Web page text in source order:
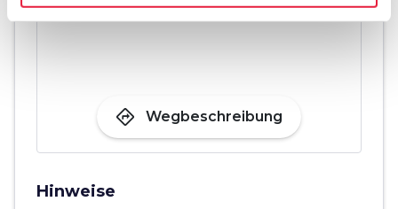
directions Wegbeschreibung
Hinweise